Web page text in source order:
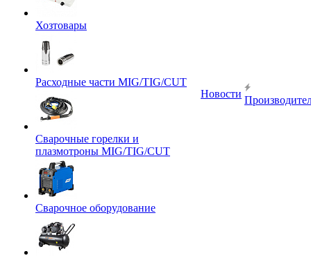
Хозтовары
Расходные части MIG/TIG/CUT
Сварочные горелки и
плазмотроны MIG/TIG/CUT
Сварочное оборудование
Новости